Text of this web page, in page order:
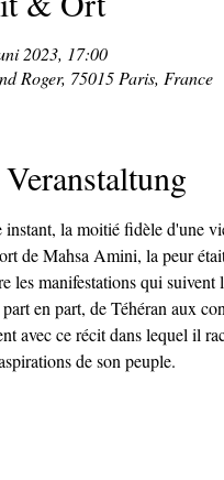
2023, 17:00
Roger, 75015 Paris, France
la moitié fidèle d'une
de Mahsa Amini, la peur
manifestations qui
en part, de Téhéran aux
avec ce récit dans lequel il
de son peuple.